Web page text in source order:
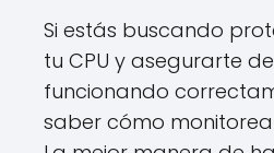
Si estás buscando
tu CPU y asegurarte
funcionando
saber cómo